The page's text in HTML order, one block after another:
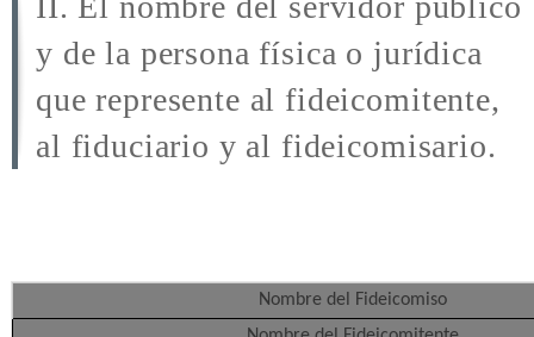
y de la persona física o jurídica
que represente al fideicomitente,
al fiduciario y al fideicomisario.
Nombre del Fideicomiso